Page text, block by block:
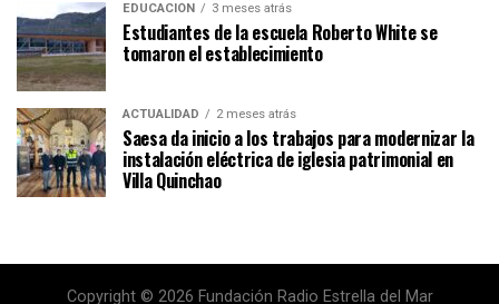
EDUCACIÓN 3 meses atrás
Estudiantes de la escuela Roberto White se
tomaron el establecimiento
ACTUALIDAD 2 meses atrás
Saesa da inicio a los trabajos para modernizar la
instalación eléctrica de iglesia patrimonial en
Villa Quinchao
Copyright © 2026 Fundación Radio Estrella del Mar